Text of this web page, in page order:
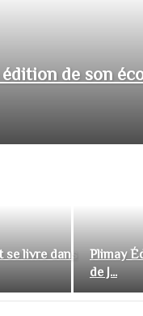
édition de son
se livre dans
Plimay
de J...